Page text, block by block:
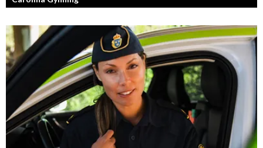
Under ytan av en passionerad och strukturerad entreprenör.